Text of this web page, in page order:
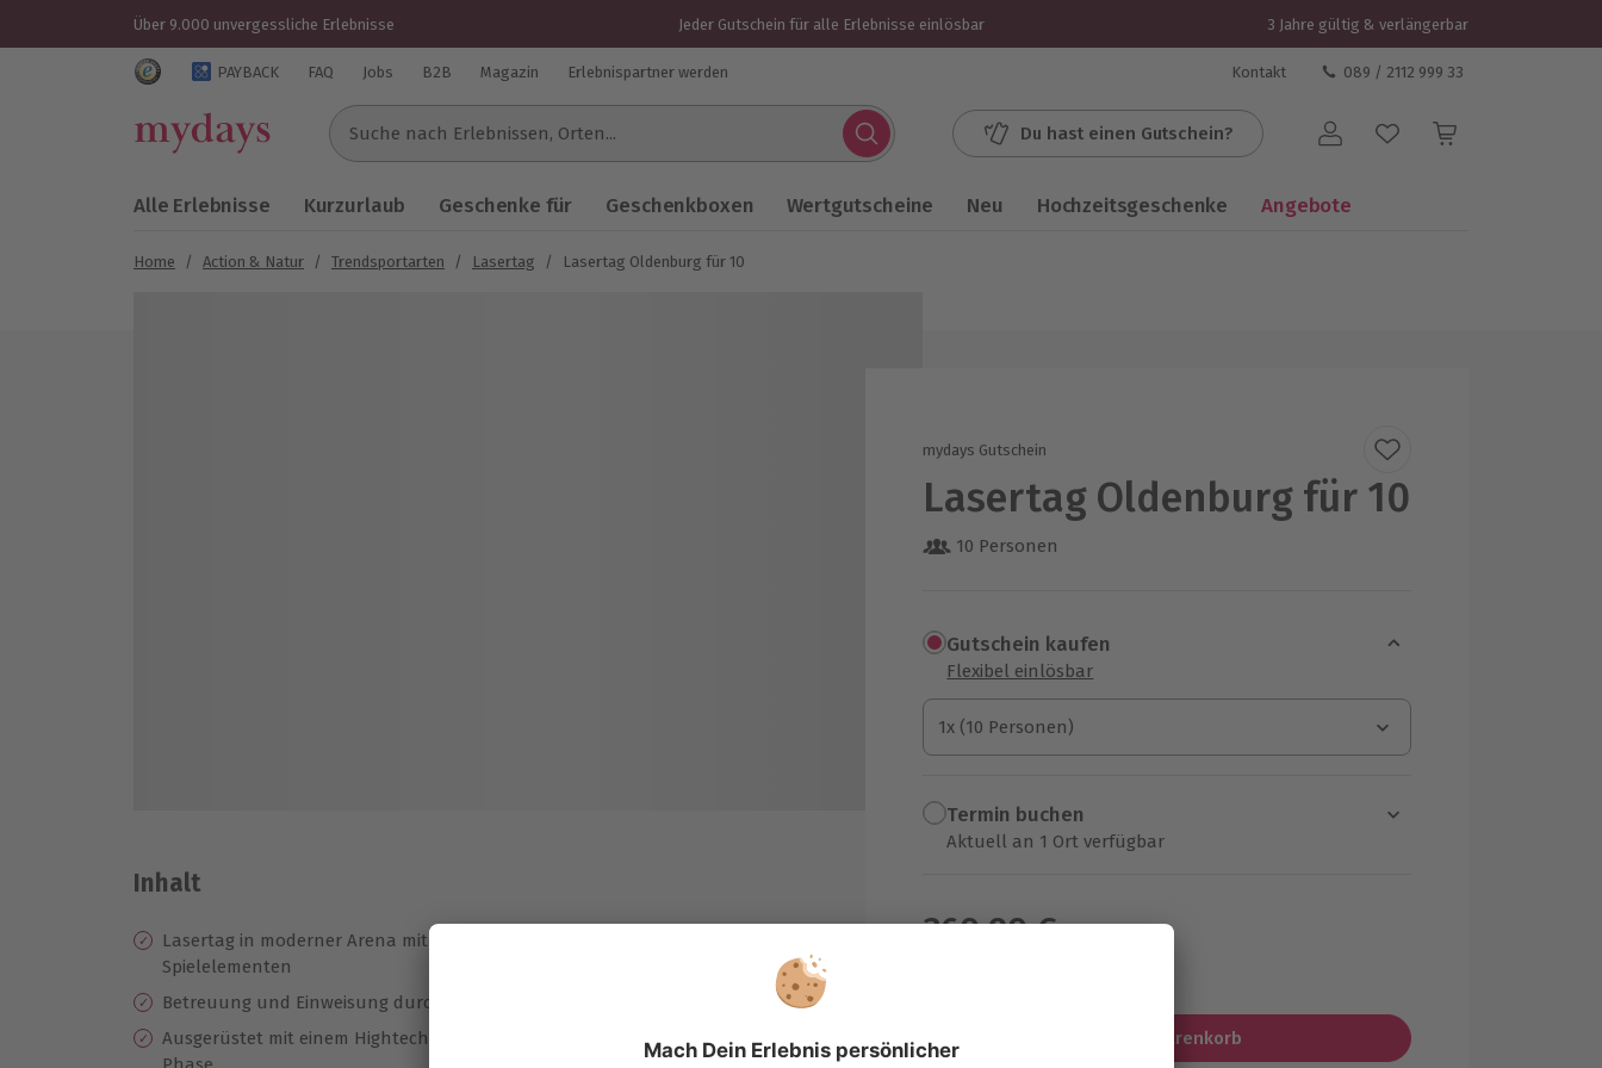
Über 9.000 unvergessliche Erlebnisse Jeder Gutschein für alle Erlebnisse einlösbar 3 Jahre gültig & verlängerbar
Trustedshops Bewertungen für mydays.de
PAYBACK FAQ Jobs B2B Magazin Erlebnispartner werden Kontakt 089 / 2112 999 33
Suche nach Erlebnissen...
Du hast einen Gutschein? Benutzerkonto
Alle Erlebnisse Kurzurlaub Geschenke für Geschenkboxen Wertgutscheine Neu Hochzeitsgeschenke Angebote
Home / Action & Natur / Trendsportarten / Lasertag / Lasertag Oldenburg für 10
mydays Gutschein
Lasertag Oldenburg für 10
10 Personen
Gutschein kaufen
Flexibel einlösbar
1x (10 Personen)
1x (10 Personen)
1x (10 Personen)
Termin buchen
Aktuell an 1 Ort verfügbar
360,90 €
In den Warenkorb
Inhalt
Lasertag in moderner Arena mit verschiedenen Spielflächen und
Spielelementen
Betreuung und Einweisung durch einen erfahrenen Instruktor
Ausgerüstet mit einem Hightech Equipment, bestehend aus einer Weste und